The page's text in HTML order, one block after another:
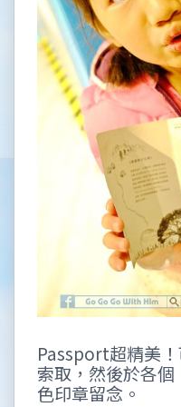
Passport超精美
索取，然後於各
色印章留念。